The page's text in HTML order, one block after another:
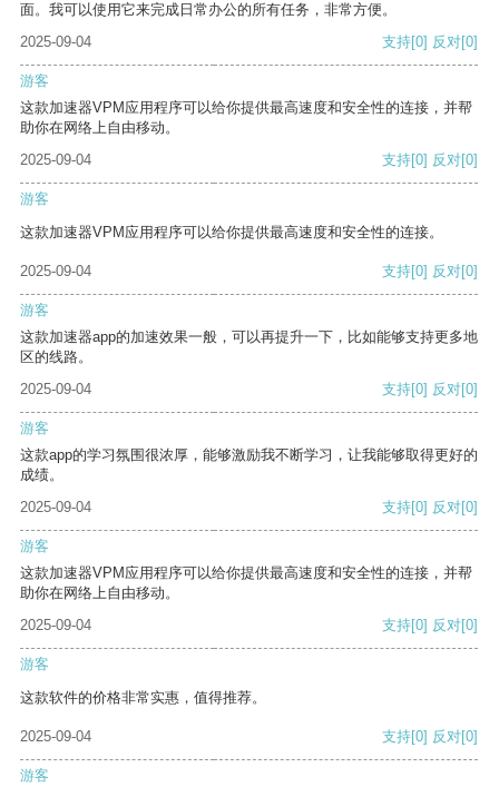
面。我可以使用它来完成日常办公的所有任务，非常方便。
2025-09-04
支持[0] 反对[0]
游客
这款加速器VPM应用程序可以给你提供最高速度和安全性的连接，并帮
助你在网络上自由移动。
2025-09-04
支持[0] 反对[0]
游客
这款加速器VPM应用程序可以给你提供最高速度和安全性的连接。
2025-09-04 支持[0] 反对[0]
游客
这款加速器app的加速效果一般，可以再提升一下，比如能够支持更多地
区的线路。
2025-09-04
支持[0] 反对[0]
游客
这款app的学习氛围很浓厚，能够激励我不断学习，让我能够取得更好的
成绩。
2025-09-04
支持[0] 反对[0]
游客
这款加速器VPM应用程序可以给你提供最高速度和安全性的连接，并帮
助你在网络上自由移动。
2025-09-04
支持[0] 反对[0]
游客
这款软件的价格非常实惠，值得推荐。
2025-09-04 支持[0] 反对[0]
游客